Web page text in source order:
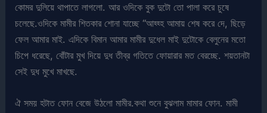
কোমর দুলিয়ে থাপাতে লাগলো. আর ওদিকে বুক দুটো তো পালা করে চুষে
চলেছে.ওদিকে মামীর শিতকার শোনা যাচ্ছে “আহ্হ্হ আমায় শেষ করে দে, ছিড়ে
ফেল আমার মাই. এদিকে বিমান আমার মামীর দুধেল মাই দুটোকে বেলুনের মতো
চিপে ধরেছে, বোঁটার মুখ দিয়ে দুধ তীব্র গতিতে ফোয়ারার মত বেরচ্ছে. শয়তানটা
সেই দুধ মুখে মাখছে.
ঐ সময় হটাত ফোন বেজে উঠলো মামীর.কথা শুনে বুঝলাম মামার ফোন. মামী